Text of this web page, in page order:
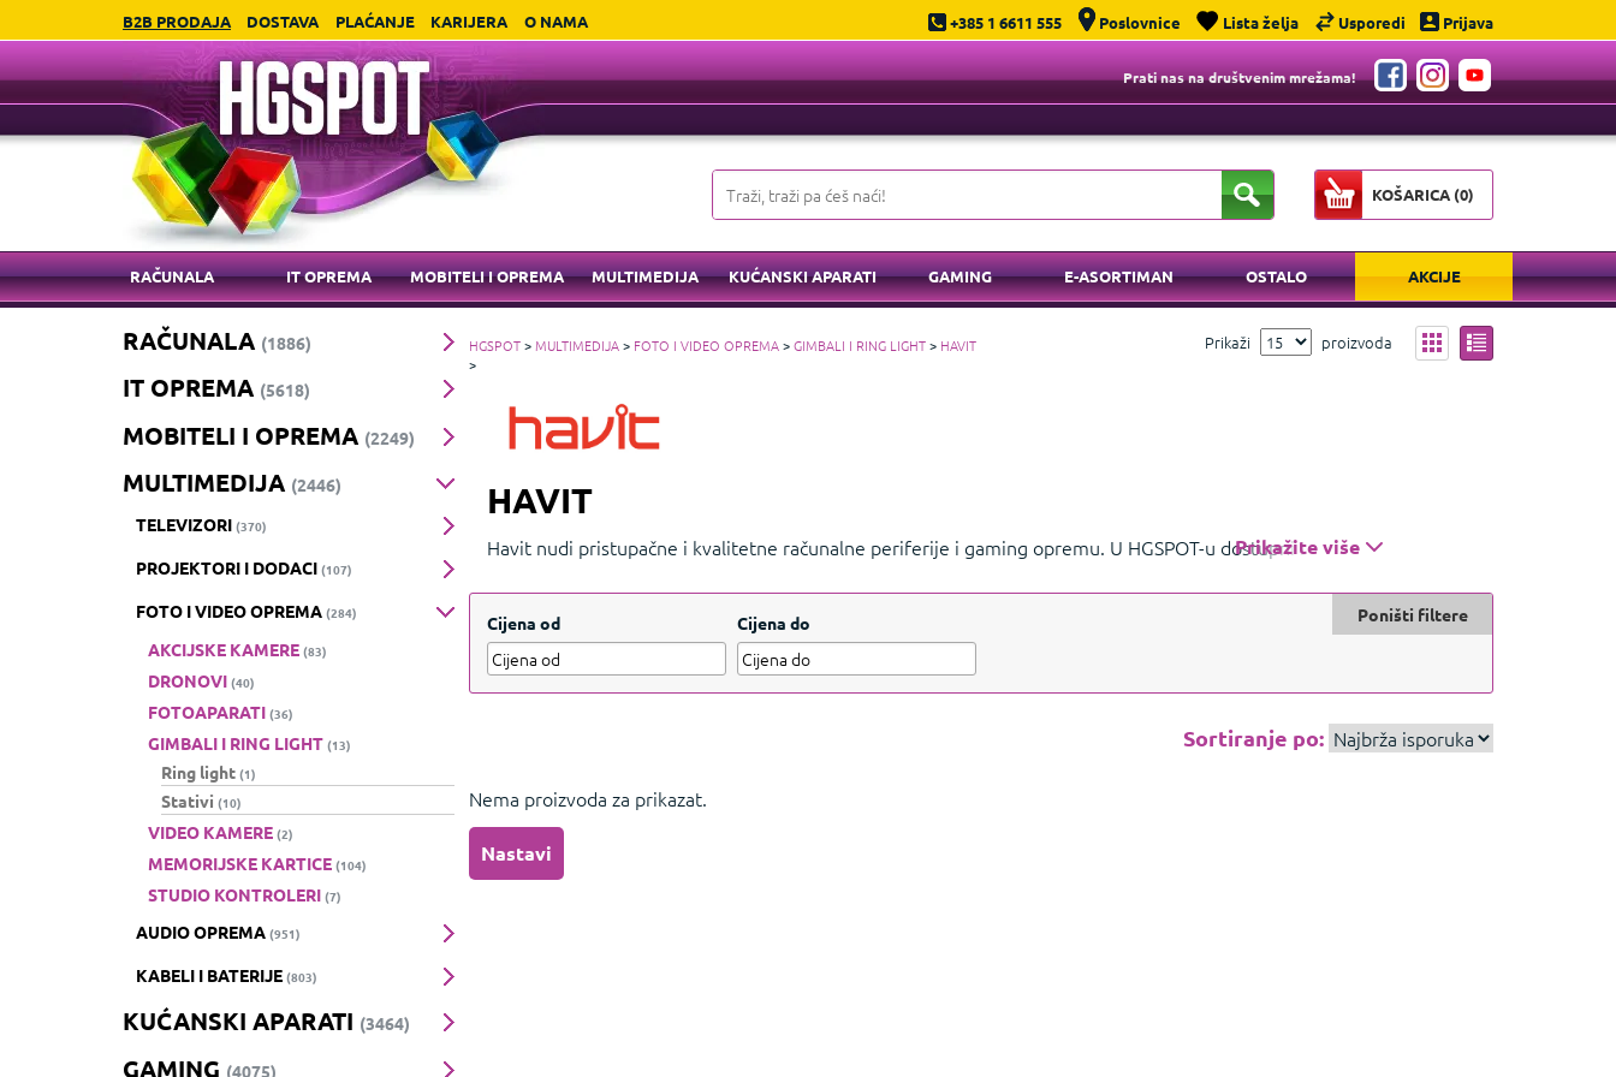
B2B PRODAJA DOSTAVA PLAĆANJE KARIJERA O NAMA +385 1 6611 555 Poslovnice Lista želja Usporedi Prijava
Prati nas na društvenim mrežama!
KOŠARICA (0)
RAČUNALA IT OPREMA MOBITELI I OPREMA MULTIMEDIJA KUĆANSKI APARATI GAMING E-ASORTIMAN OSTALO AKCIJE
RAČUNALA (1886)
IT OPREMA (5618)
MOBITELI I OPREMA (2249)
MULTIMEDIJA (2446)
TELEVIZORI (370)
PROJEKTORI I DODACI (107)
FOTO I VIDEO OPREMA (284)
AKCIJSKE KAMERE(83)
DRONOVI(40)
FOTOAPARATI(36)
GIMBALI I RING LIGHT(13)
Ring light (1)
Stativi (10)
VIDEO KAMERE(2)
MEMORIJSKE KARTICE(104)
STUDIO KONTROLERI(7)
AUDIO OPREMA (951)
KABELI I BATERIJE (803)
KUĆANSKI APARATI (3464)
GAMING (4075)
HGSPOT>MULTIMEDIJA> FOTO I VIDEO OPREMA>GIMBALI I RING LIGHT> HAVIT
>
Prikaži proizvoda
HAVIT
Havit nudi pristupačne i kvalitetne računalne periferije i gaming opremu. U HGSPOT-u dostupni su njihovi miš-evi,
Prikažite više
Cijena od Cijena do Poništi filtere
Sortiranje po:
Nema proizvoda za prikazat.
Nastavi